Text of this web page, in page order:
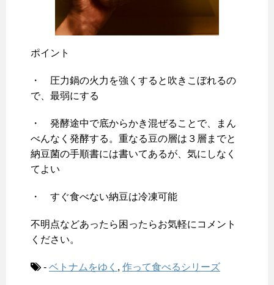
ポイント
・ 圧力鍋の火力を強くすると吹きこぼれるの
で、最弱にする
・ 発酵途中で底からかき混ぜることで、まん
べんなく発酵する。重なる豆の層は３層までと
納豆菌の手順書には書いてあるが、気にしなく
てよい
・ すぐ食べない納豆は冷凍可能
不明点などあったら困ったらお気軽にコメント
ください。
- ベトナムをゆく , 作って食べるシリーズ